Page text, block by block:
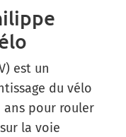
est un
du vélo
ans pour rouler
la voie